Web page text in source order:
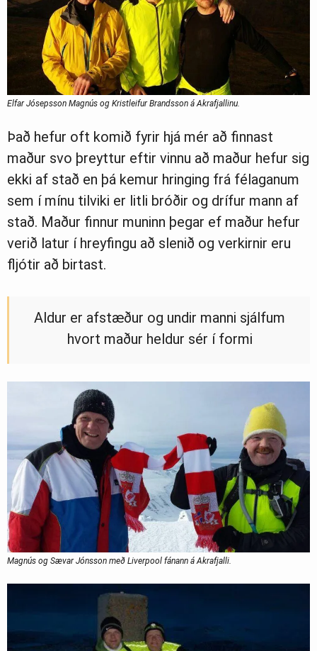
Elfar Jósepsson Magnús og Kristleifur Brandsson á Akrafjallinu.
Það hefur oft komið fyrir hjá mér að finnast
maður svo þreyttur eftir vinnu að maður hefur sig
ekki af stað en þá kemur hringing frá félaganum
sem í mínu tilviki er litli bróðir og drífur mann af
stað. Maður finnur muninn þegar ef maður hefur
verið latur í hreyfingu að slenið og verkirnir eru
fljótir að birtast.
Aldur er afstæður og undir manni sjálfum
hvort maður heldur sér í formi
Magnús og Sævar Jónsson með Liverpool fánann á Akrafjalli.